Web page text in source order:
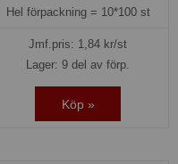
Hel förpackning = 10*100 st
Jmf.pris: 1,84 kr/st
Lager: 9 del av förp.
Köp »